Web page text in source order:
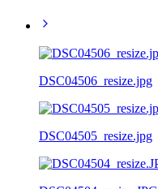
DSC04506_resize.jpg
DSC04505_resize.jpg